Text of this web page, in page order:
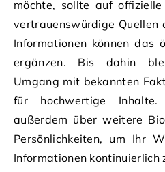
möchte, sollte auf
vertrauenswürdige Quellen
Informationen können das
ergänzen. Bis dahin
Umgang mit bekannten
für hochwertige
außerdem über weitere
Persönlichkeiten, um Ihr
Informationen kontinuierlich